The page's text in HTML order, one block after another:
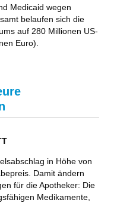
Medicaid wegen
belaufen sich die
auf 280 Millionen US-
Euro).
in Höhe von
Damit ändern
für die Apotheker: Die
Medikamente,